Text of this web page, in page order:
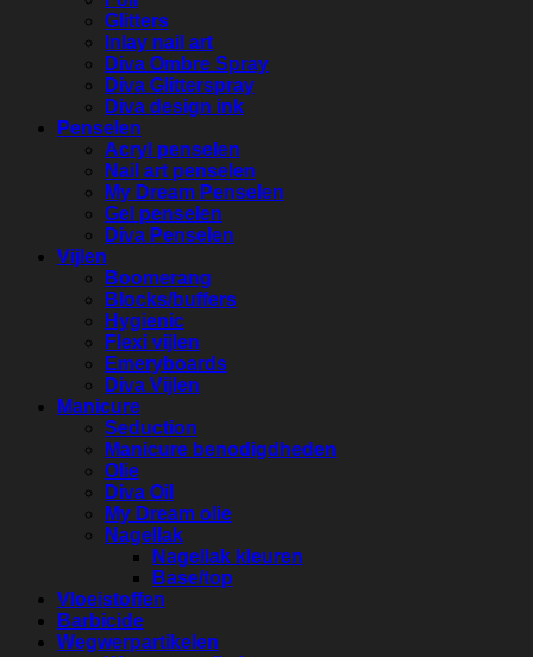
Glitters
Inlay nail art
Diva Ombre Spray
Diva Glitterspray
Diva design ink
Penselen
Acryl penselen
Nail art penselen
My Dream Penselen
Gel penselen
Diva Penselen
Vijlen
Boomerang
Blocks/buffers
Hygienic
Flexi vijlen
Emeryboards
Diva Vijlen
Manicure
Seduction
Manicure benodigdheden
Olie
Diva Oil
My Dream olie
Nagellak
Nagellak kleuren
Base/top
Vloeistoffen
Barbicide
Wegwerpartikelen